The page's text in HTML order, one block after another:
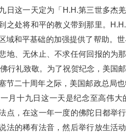
日这一天定为「H.H.第三世多杰
之处将和平的教义带到那里。
域和平基础的加强提供了帮助。
地、无休止、不求任何回报的为
行礼致敬。为了祝贺纪念，美国
节二十周年之际，美国邮政总局
月十九日这一天是纪念至高伟
点，在这一年一度的佛陀日都举
法的稀有法音，然后举行放生活